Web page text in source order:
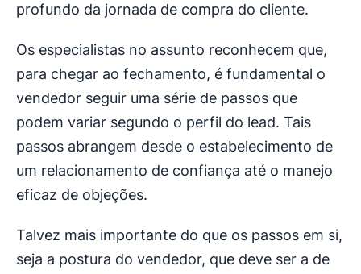
profundo da jornada de compra do cliente.
Os especialistas no assunto reconhecem que,
para chegar ao fechamento, é fundamental o
vendedor seguir uma série de passos que
podem variar segundo o perfil do lead. Tais
passos abrangem desde o estabelecimento de
um relacionamento de confiança até o manejo
eficaz de objeções.
Talvez mais importante do que os passos em si,
seja a postura do vendedor, que deve ser a de